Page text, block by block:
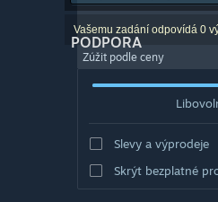
PODPORA
Vašemu zadání odpovídá 0
Zúžit podle ceny
Slevy a výprodeje
Skrýt bezplatné